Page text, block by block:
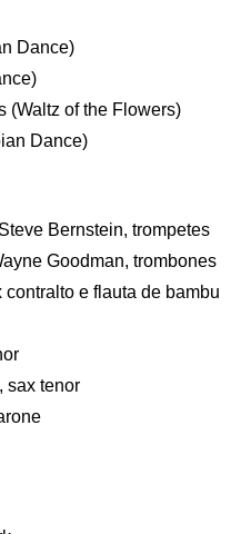
Dance)
(Waltz of the Flowers)
Dance)
Bernstein, trompetes
Goodman, trombones
e flauta de bambu
sax tenor